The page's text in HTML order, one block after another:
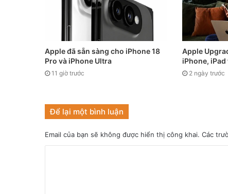
Apple đã sẵn sàng cho iPhone 18
Pro và iPhone Ultra
11 giờ trước
Apple
iPhone,
2 ngày trước
Để lại một bình luận
Email của bạn sẽ không được hiển thị công khai. Các